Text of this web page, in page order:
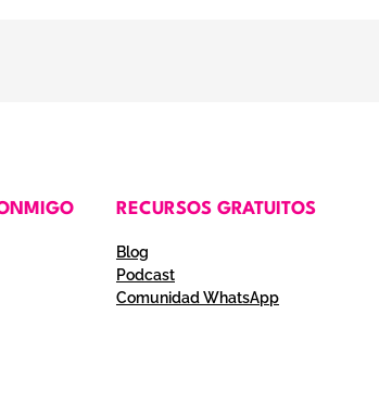
RECURSOS GRATUITOS
Blog
Podcast
Comunidad WhatsApp